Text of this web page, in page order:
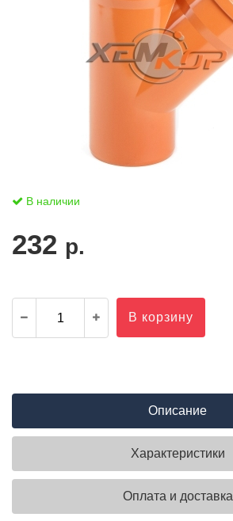
В наличии
232 р.
В корзину
Описание
Характеристики
Оплата и доставка